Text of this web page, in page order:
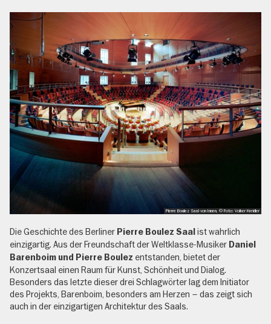
Pierre Boulez Saal von Innen, © Foto: Volker Kreidler
Die Geschichte des Berliner Pierre Boulez Saal ist wahrlich
einzigartig. Aus der Freundschaft der Weltklasse-Musiker Daniel
Barenboim und Pierre Boulez entstanden, bietet der
Konzertsaal einen Raum für Kunst, Schönheit und Dialog.
Besonders das letzte dieser drei Schlagwörter lag dem Initiator
des Projekts, Barenboim, besonders am Herzen – das zeigt sich
auch in der einzigartigen Architektur des Saals.